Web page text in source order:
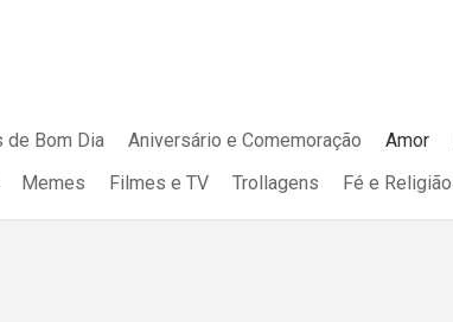
de Bom Dia Aniversário e Comemoração Amor
Memes Filmes e TV Trollagens Fé e Religião